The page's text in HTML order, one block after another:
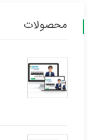
محصولات